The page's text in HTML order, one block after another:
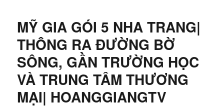
MỸ GIA GÓI 5 NHA TRANG|
THÔNG RA ĐƯỜNG BỜ
SÔNG, GẦN TRƯỜNG HỌC
VÀ TRUNG TÂM THƯƠNG
MẠI| HOANGGIANGTV